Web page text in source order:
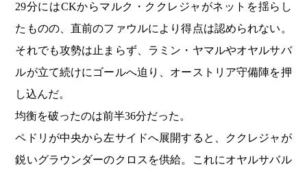
29分にはCKからマルク・ククレジャがネットを揺らし
たものの、直前のファウルにより得点は認められない。
それでも攻勢は止まらず、ラミン・ヤマルやオヤルサバ
ルが立て続けにゴールへ迫り、オーストリア守備陣を押
し込んだ。
均衡を破ったのは前半36分だった。
ペドリが中央から左サイドへ展開すると、ククレジャが
鋭いグラウンダーのクロスを供給。これにオヤルサバル